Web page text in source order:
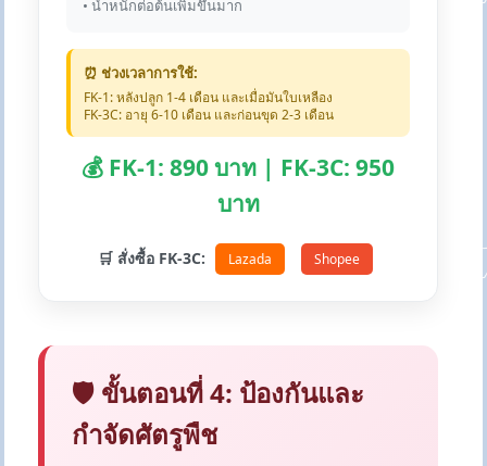
• น้ำหนักต่อต้นเพิ่มขึ้นมาก
⏰ ช่วงเวลาการใช้:
FK-1: หลังปลูก 1-4 เดือน และเมื่อมันใบเหลือง
FK-3C: อายุ 6-10 เดือน และก่อนขุด 2-3 เดือน
💰 FK-1: 890 บาท | FK-3C: 950
บาท
🛒 สั่งซื้อ FK-3C: Lazada Shopee
🛡️ ขั้นตอนที่ 4: ป้องกันและ
กำจัดศัตรูพืช